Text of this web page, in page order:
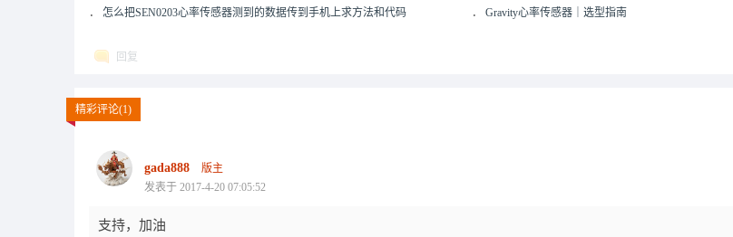
． 怎么把SEN0203心率传感器测到的数据传到手机上求方法和代码 ． Gravity心率传感器｜选型指南
回复
精彩评论(1)
gada888
版主
发表于 2017-4-20 07:05:52
支持，加油